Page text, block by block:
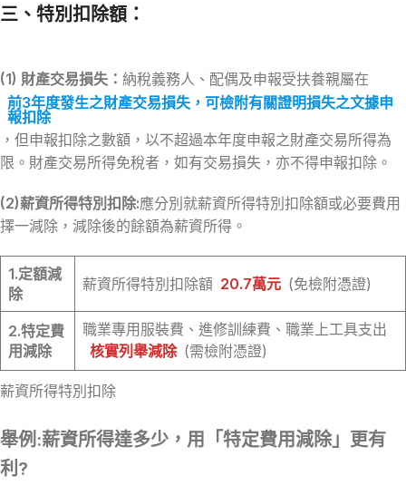
三、 特別扣除額：
(1) 財產交易損失： 納稅義務人、配偶及申報受扶養親屬在
前3年度發生之財產交易損失，可檢附有關證明損失之文據申
報扣除
，但申報扣除之數額，以不超過本年度申報之財產交易所得為
限。財產交易所得免稅者，如有交易損失，亦不得申報扣除。
(2)薪資所得特別扣除:應分別就薪資所得特別扣除額或必要費用
擇一減除，減除後的餘額為薪資所得。
1.定額減
除
薪資所得特別扣除額 20.7萬元 (免檢附憑證)
2.特定費
用減除
職業專用服裝費、進修訓練費、職業上工具支出
核實列舉減除 (需檢附憑證)
薪資所得特別扣除
舉例:薪資所得達多少，用「特定費用減除」更有
利?